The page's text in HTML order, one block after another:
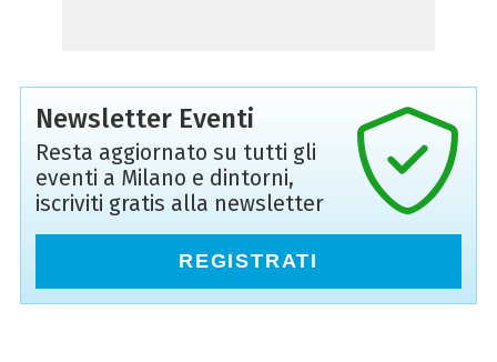
Newsletter Eventi
Resta aggiornato su tutti gli
eventi a Milano e dintorni,
iscriviti gratis alla newsletter
REGISTRATI